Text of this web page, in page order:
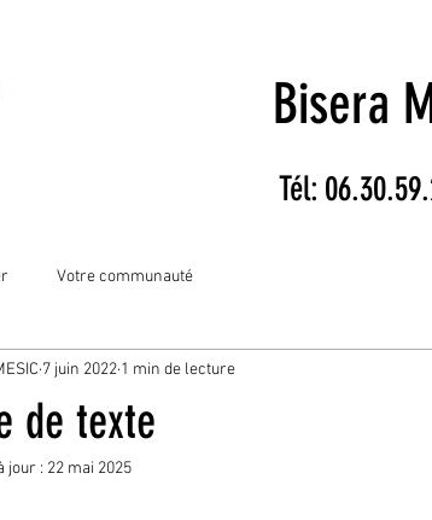
Bisera
Tél:
Votre communauté
de texte
7 juin 2022 1 min de lecture
jour : 22 mai 2025